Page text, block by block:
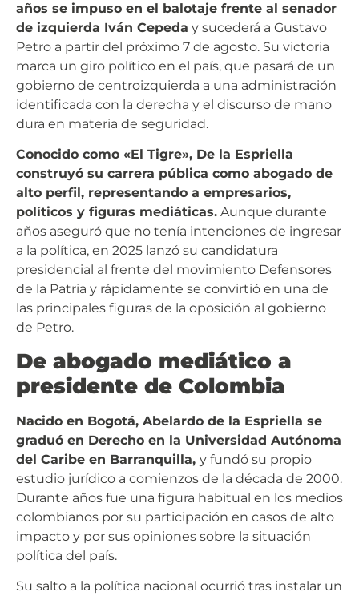
años se impuso en el balotaje frente al senador
de izquierda Iván Cepeda y sucederá a Gustavo
Petro a partir del próximo 7 de agosto. Su victoria
marca un giro político en el país, que pasará de un
gobierno de centroizquierda a una administración
identificada con la derecha y el discurso de mano
dura en materia de seguridad.
Conocido como «El Tigre», De la Espriella
construyó su carrera pública como abogado de
alto perfil, representando a empresarios,
políticos y figuras mediáticas. Aunque durante
años aseguró que no tenía intenciones de ingresar
a la política, en 2025 lanzó su candidatura
presidencial al frente del movimiento Defensores
de la Patria y rápidamente se convirtió en una de
las principales figuras de la oposición al gobierno
de Petro.
De abogado mediático a
presidente de Colombia
Nacido en Bogotá, Abelardo de la Espriella se
graduó en Derecho en la Universidad Autónoma
del Caribe en Barranquilla, y fundó su propio
estudio jurídico a comienzos de la década de 2000.
Durante años fue una figura habitual en los medios
colombianos por su participación en casos de alto
impacto y por sus opiniones sobre la situación
política del país.
Su salto a la política nacional ocurrió tras instalar un